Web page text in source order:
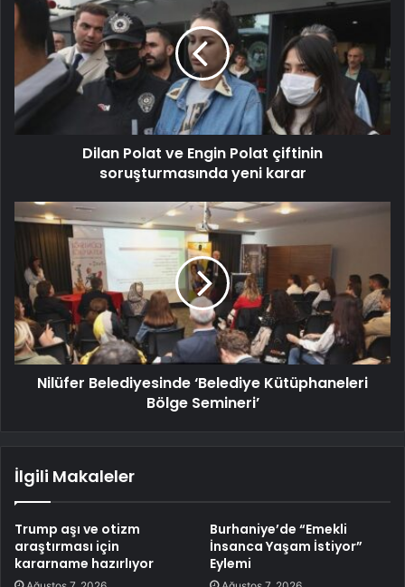
Dilan Polat ve Engin Polat çiftinin
soruşturmasında yeni karar
Nilüfer Belediyesinde ‘Belediye Kütüphaneleri
Bölge Semineri’
İlgili Makaleler
Trump aşı ve otizm
araştırması için
kararname hazırlıyor
Burhaniye’de “Emekli
İnsanca Yaşam İstiyor”
Eylemi